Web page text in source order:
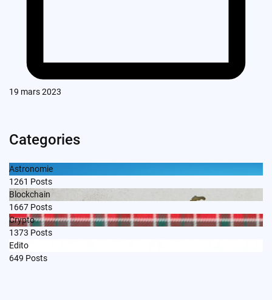
19 mars 2023
Categories
Astronomie
1261 Posts
Blockchain
1667 Posts
Crypto
1373 Posts
Edito
649 Posts